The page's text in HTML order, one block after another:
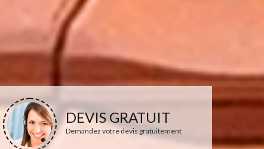
DEVIS GRATUIT
Demandez votre devis gratuitement